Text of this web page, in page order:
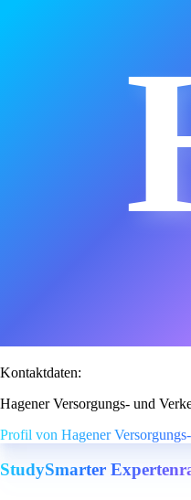
Kontaktdaten:
Hagener Versorgungs- und
Profil von Hagener
StudySmarter